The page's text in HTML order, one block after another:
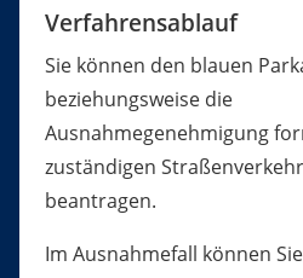
Verfahrensablauf
Sie können den blauen
beziehungsweise die
Ausnahmegenehmigung
zuständigen
beantragen.
Im Ausnahmefall können